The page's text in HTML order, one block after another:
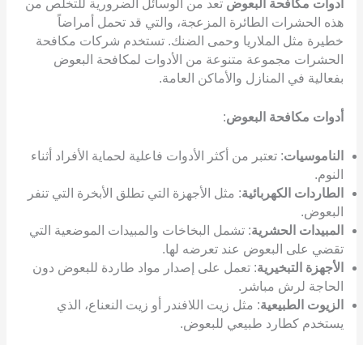
أدوات مكافحة البعوض تعد من الوسائل الضرورية للتخلص من
هذه الحشرات الطائرة المزعجة، والتي قد تحمل أمراضاً
خطيرة مثل الملاريا وحمى الضنك. تستخدم شركات مكافحة
الحشرات مجموعة متنوعة من الأدوات لمكافحة البعوض
بفعالية في المنازل والأماكن العامة.
أدوات مكافحة البعوض:
الناموسيات: تعتبر من أكثر الأدوات فاعلية لحماية الأفراد أثناء
النوم.
الطاردات الكهربائية: مثل الأجهزة التي تطلق الأبخرة التي تنفر
البعوض.
المبيدات الحشرية: تشمل البخاخات والمبيدات الموضعية التي
تقضي على البعوض عند تعرضه لها.
الأجهزة التبخيرية: تعمل على إصدار مواد طاردة للبعوض دون
الحاجة لرش مباشر.
الزيوت الطبيعية: مثل زيت اللافندر أو زيت النعناع، الذي
يستخدم كطارد طبيعي للبعوض.